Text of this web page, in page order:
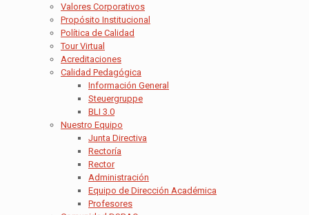
Valores Corporativos
Propósito Institucional
Política de Calidad
Tour Virtual
Acreditaciones
Calidad Pedagógica
Información General
Steuergruppe
BLI 3.0
Nuestro Equipo
Junta Directiva
Rectoría
Rector
Administración
Equipo de Dirección Académica
Profesores